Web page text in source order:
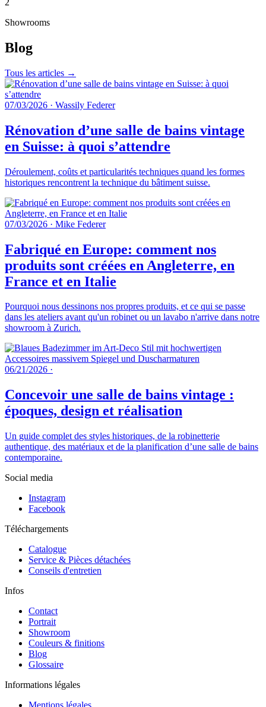
2
Showrooms
Blog
Tous les articles →
07/03/2026 · Wassily Federer
Rénovation d’une salle de bains vintage
en Suisse: à quoi s’attendre
Déroulement, coûts et particularités techniques quand les formes
historiques rencontrent la technique du bâtiment suisse.
07/03/2026 · Mike Federer
Fabriqué en Europe: comment nos
produits sont créées en Angleterre, en
France et en Italie
Pourquoi nous dessinons nos propres produits, et ce qui se passe
dans les ateliers avant qu'un robinet ou un lavabo n'arrive dans notre
showroom à Zurich.
06/21/2026 ·
Concevoir une salle de bains vintage :
époques, design et réalisation
Un guide complet des styles historiques, de la robinetterie
authentique, des matériaux et de la planification d’une salle de bains
contemporaine.
Social media
Instagram
Facebook
Téléchargements
Catalogue
Service & Pièces détachées
Conseils d'entretien
Infos
Contact
Portrait
Showroom
Couleurs & finitions
Blog
Glossaire
Informations légales